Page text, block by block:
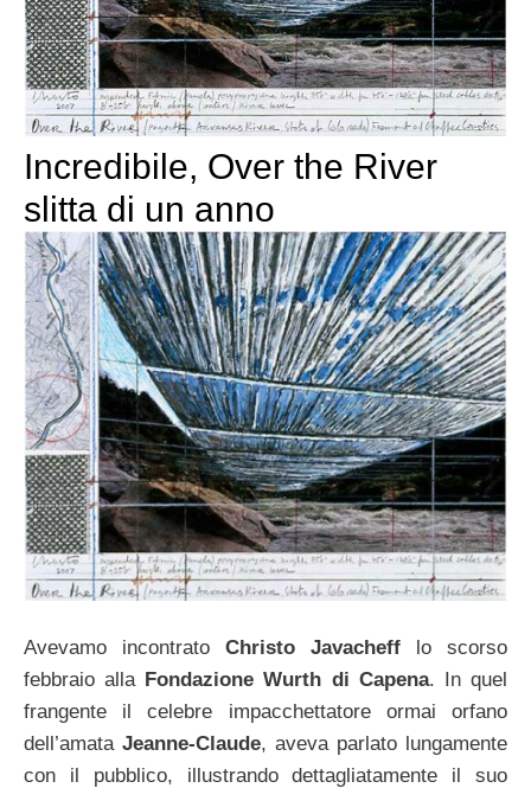
Incredibile, Over the River
slitta di un anno
Avevamo incontrato Christo Javacheff lo scorso
febbraio alla Fondazione Wurth di Capena. In quel
frangente il celebre impacchettatore ormai orfano
dell’amata Jeanne-Claude, aveva parlato lungamente
con il pubblico, illustrando dettagliatamente il suo